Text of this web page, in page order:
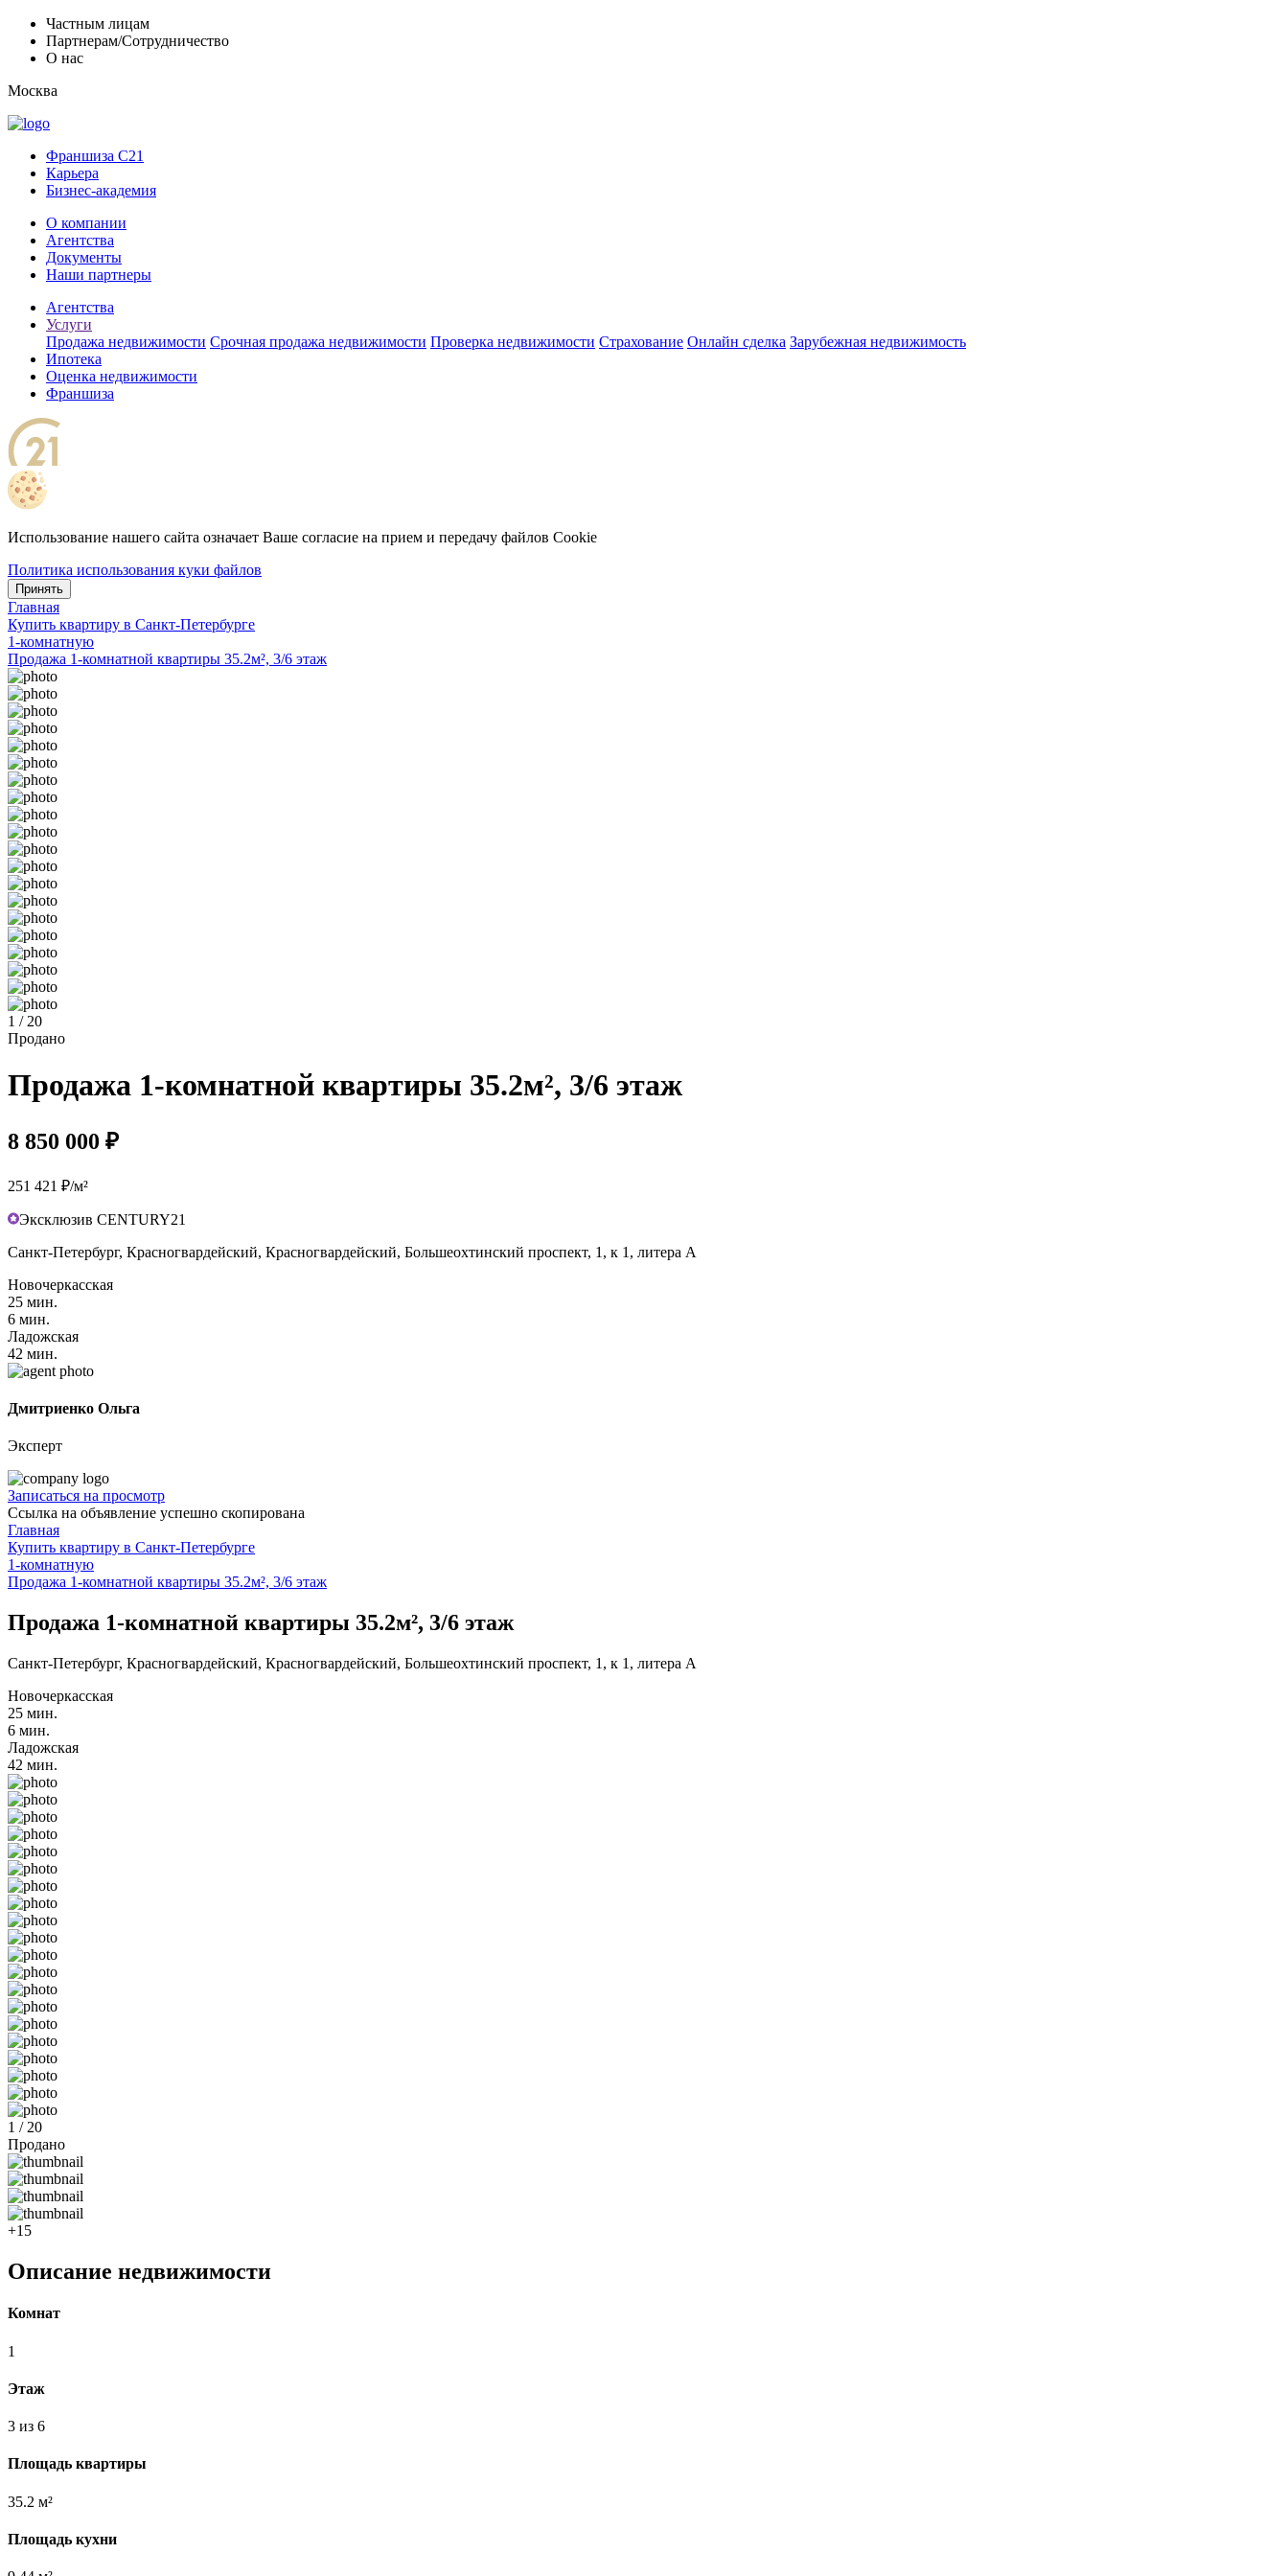
Частным лицам
Партнерам/Сотрудничество
О нас
Москва
Франшиза C21
Карьера
Бизнес-академия
О компании
Агентства
Документы
Наши партнеры
Агентства
Услуги
Продажа недвижимости Срочная продажа недвижимости Проверка недвижимости Страхование Онлайн сделка Зарубежная недвижимость
Ипотека
Оценка недвижимости
Франшиза
Использование нашего сайта означает Ваше согласие на прием и передачу файлов Cookie
Политика использования куки файлов
Принять
Главная
Купить квартиру в Санкт-Петербурге
1-комнатную
Продажа 1-комнатной квартиры 35.2м², 3/6 этаж
1 / 20
Продано
Продажа 1-комнатной квартиры 35.2м², 3/6 этаж
8 850 000 ₽
251 421 ₽/м²
Эксклюзив CENTURY21
Санкт-Петербург, Красногвардейский, Красногвардейский, Большеохтинский проспект, 1, к 1, литера А
Новочеркасская
25 мин.
6 мин.
Ладожская
42 мин.
Дмитриенко Ольга
Эксперт
Записаться на просмотр
Ссылка на объявление успешно скопирована
Главная
Купить квартиру в Санкт-Петербурге
1-комнатную
Продажа 1-комнатной квартиры 35.2м², 3/6 этаж
Продажа 1-комнатной квартиры 35.2м², 3/6 этаж
Санкт-Петербург, Красногвардейский, Красногвардейский, Большеохтинский проспект, 1, к 1, литера А
Новочеркасская
25 мин.
6 мин.
Ладожская
42 мин.
1 / 20
Продано
+15
Описание недвижимости
Комнат
1
Этаж
3 из 6
Площадь квартиры
35.2 м²
Площадь кухни